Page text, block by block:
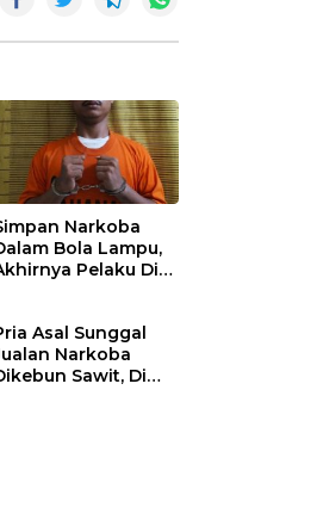
Narkoba
Bola Lampu,
Pelaku Di
Asal Sunggal
Narkoba
Sawit, Di